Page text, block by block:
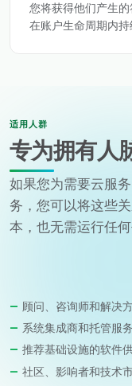
您将获得他们产生的
在账户生命周期内持
适用人群
专为拥有人
如果您为需要云服
务，您可以将这些
本，也无需运行任何
顾问、咨询师和解决
系统集成商和托管服
推荐基础设施的软件
社区、影响者和技术